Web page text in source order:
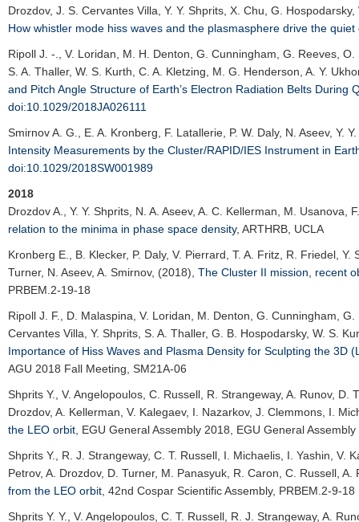
Drozdov, J. S. Cervantes Villa, Y. Y. Shprits, X. Chu, G.
How whistler mode hiss waves and the plasmasphere drive the
Ripoll J. -.
, V. Loridan, M. H. Denton, G. Cunningham, G. Reeves,
S. A. Thaller, W. S. Kurth, C. A. Kletzing, M. G. Henderson, A. Y.
and Pitch Angle Structure of Earth’s Electron Radiation Belts During
doi:10.1029/2018JA026111
Smirnov A. G.
, E. A. Kronberg, F. Latallerie, P. W. Daly, N. Aseev,
Intensity Measurements by the Cluster/RAPID/IES Instrument in
doi:10.1029/2018SW001989
2018
Drozdov A.
, Y. Y. Shprits, N. A. Aseev, A. C. Kellerman, M.
relation to the minima in phase space density, ARTHRB UCLA
Kronberg E.
, B. Klecker, P. Daly, V. Pierrard, T. A. Fritz, R. Friedel,
Turner, N. Aseev, A. Smirnov, (2018), The Cluster II mission, recent
PRBEM.2-19-18
Ripoll J. F.
, D. Malaspina, V. Loridan, M. Denton, G. Cunningham,
Cervantes Villa, Y. Shprits, S. A. Thaller, G. B. Hospodarsky, W. S.
Importance of Hiss Waves and Plasma Density for Sculpting the
AGU 2018 Fall Meeting , SM21A-06
Shprits Y.
, V. Angelopoulos, C. Russell, R. Strangeway, A. Runov,
Drozdov, A. Kellerman, V. Kalegaev, I. Nazarkov, J. Clemmons, I.
the LEO orbit EGU General Assembly 2018 , EGU General
Shprits Y.
, R. J. Strangeway, C. T. Russell, I. Michaelis, I. Yashin, V.
Petrov, A. Drozdov, D. Turner, M. Panasyuk, R. Caron, C. Russell,
from the LEO orbit 42nd Cospar Scientific Assembly, PRBEM.2-9-18
Shprits Y. Y.
, V. Angelopoulos, C. T. Russell, R. J. Strangeway, A.